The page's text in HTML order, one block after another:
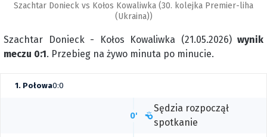
Szachtar Donieck vs Kołos Kowaliwka (30. kolejka Premier-liha
(Ukraina))
Szachtar Donieck - Kołos Kowaliwka (21.05.2026) wynik
meczu 0:1. Przebieg na żywo minuta po minucie.
1. Połowa0:0
0'
Sędzia rozpoczął
spotkanie